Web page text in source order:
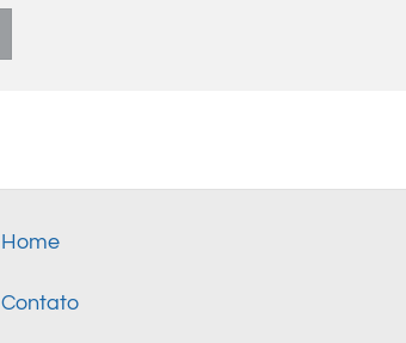
Home
Contato